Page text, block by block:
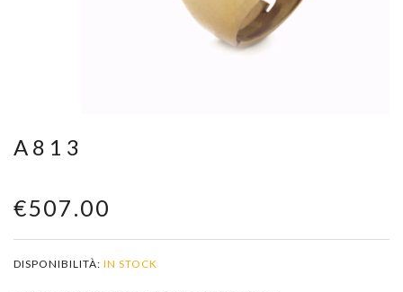
A813
€507.00
DISPONIBILITÀ: IN STOCK